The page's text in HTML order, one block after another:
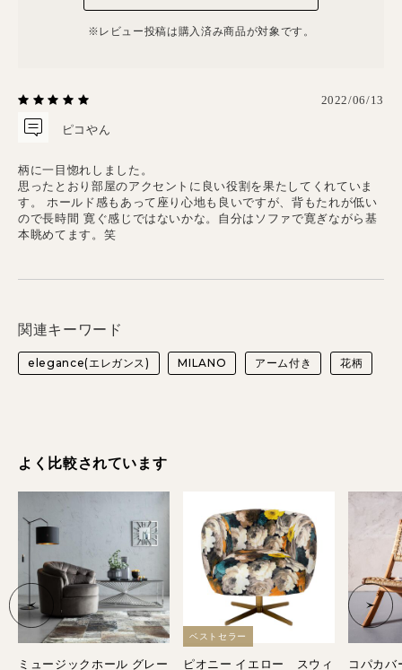
※レビュー投稿は購⼊済み商品が対象です。
2022/06/13
ピコやん
柄に一目惚れしました。
思ったとおり部屋のアクセントに良い役割を果たしてくれていま
す。
ホールド感もあって座り心地も良いですが、背もたれが低い
ので長時間 寛ぐ感じではないかな。自分はソファで寛ぎながら基
本眺めてます。笑
関連キーワード
elegance(エレガンス) MILANO アーム付き 花柄
よく比較されています
ミュージックホール グレー
ベストセラー
ピオニー イエロー スウィ
コパカ